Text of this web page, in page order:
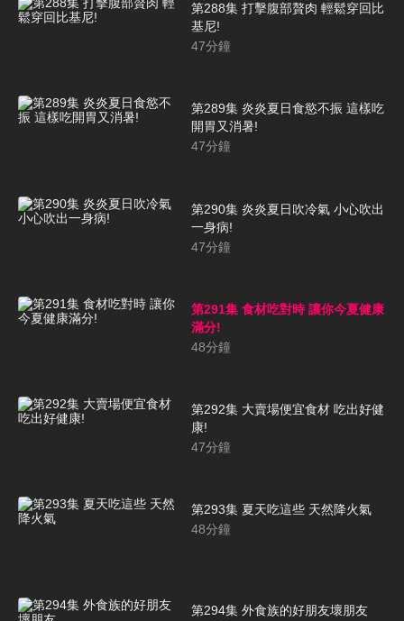
第288集 打擊腹部贅肉 輕鬆穿回比
基尼!
47分鐘
第289集 炎炎夏日食慾不振 這樣吃
開胃又消暑!
47分鐘
第290集 炎炎夏日吹冷氣 小心吹出
一身病!
47分鐘
第291集 食材吃對時 讓你今夏健康
滿分!
48分鐘
第292集 大賣場便宜食材 吃出好健
康!
47分鐘
第293集 夏天吃這些 天然降火氣
48分鐘
第294集 外食族的好朋友壞朋友